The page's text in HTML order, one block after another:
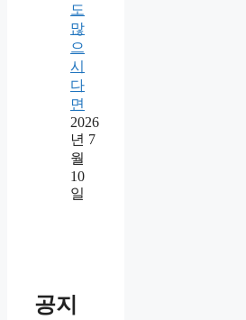
도
많
으
시
다
면
2026
년 7
월
10
일
공지